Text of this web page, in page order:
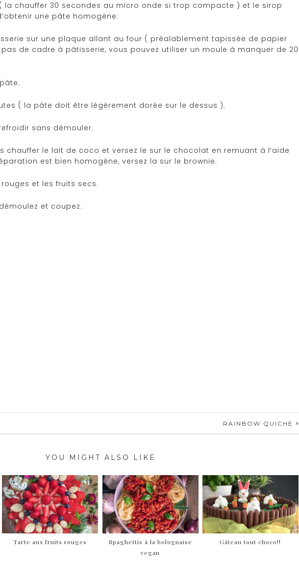
la chauffer 30 secondes au micro onde si trop compacte ) et le sirop
une pâte homogène.
sur une plaque allant au four ( préalablement tapissée de papier
pas de cadre à pâtisserie, vous pouvez utiliser un moule à manquer de 20
( la pâte doit être légèrement dorée sur le dessus ).
sans démouler.
chauffer le lait de coco et versez le sur le chocolat en remuant à l’aide
est bien homogène, versez la sur le brownie.
et les fruits secs.
et coupez.
RAINBOW QUICHE »
YOU MIGHT ALSO LIKE
Tarte aux fruits rouges
Spaghettis à la bolognaise
vegan
Gâteau tout choco!!